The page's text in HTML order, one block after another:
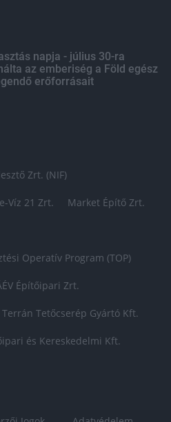
napja - július 30-ra
az emberiség a Föld egész
erőforrásait
Zrt. (NIF)
Víz 21 Zrt. Market Építő Zrt.
Operatív Program (TOP)
Építőipari Zrt.
Terrán Tetőcserép Gyártó Kft.
és Kereskedelmi Kft.